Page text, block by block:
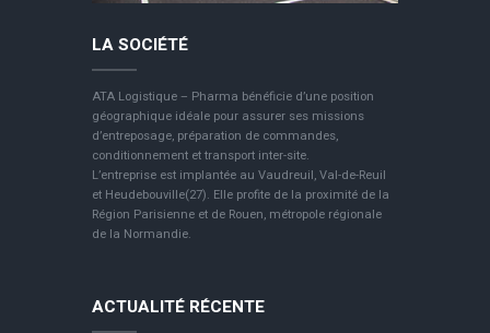
LA SOCIÉTÉ
ATA Logistique – Pharma bénéficie d’une position
géographique idéale pour assurer ses missions
d’entreposage, préparation de commandes,
conditionnement et transport inter-site.
L’entreprise est implantée au Vaudreuil, Val-de-Reuil
et Heudebouville(27). Elle profite de la proximité de la
Région Parisienne et de Rouen, métropole régionale
de la Normandie.
ACTUALITÉ RÉCENTE